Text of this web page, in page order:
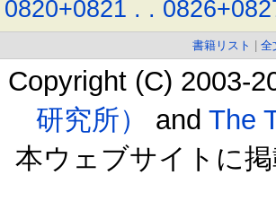
0820+0821 . .
書籍リスト 全
Copyright (C) 2003-
研究所）
and The
本ウェブサイトに